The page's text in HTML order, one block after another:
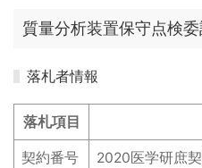
質量分析装置保守点検委
落札者情報
落札項目
契約番号 2020医学研庶